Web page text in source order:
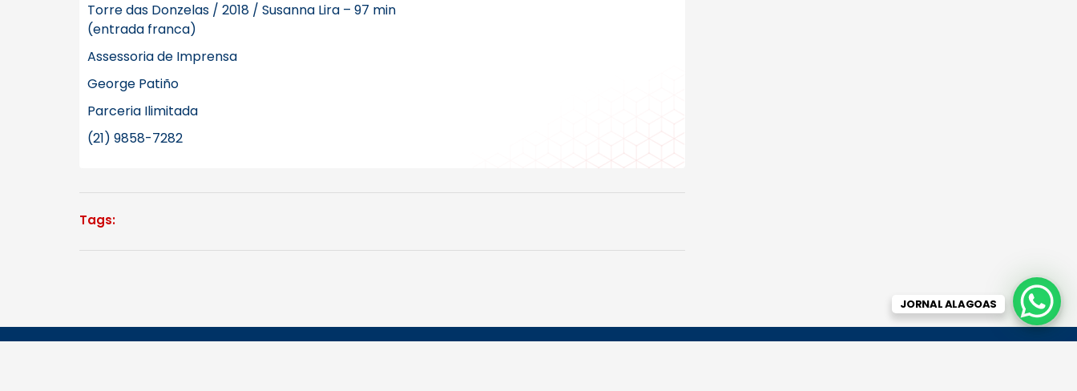
Torre das Donzelas / 2018 / Susanna Lira – 97 min
(entrada franca)
Assessoria de Imprensa
George Patiño
Parceria Ilimitada
(21) 9858-7282
Tags:
JORNAL ALAGOAS